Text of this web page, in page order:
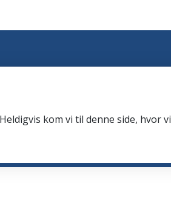
kom vi til denne side, hvor vi